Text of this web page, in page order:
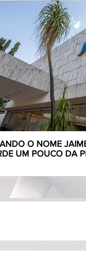
DE TEATRO
ABERTAS
O NOME
UM POUCO DA